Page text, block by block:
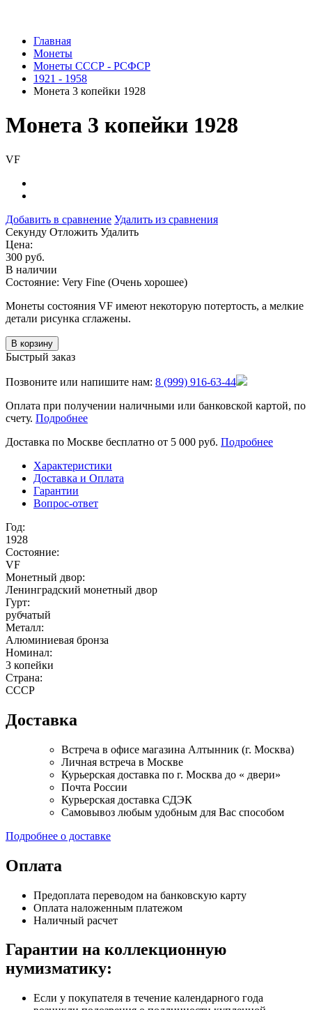
Главная
Монеты
Монеты СССР - РСФСР
1921 - 1958
Монета 3 копейки 1928
Монета 3 копейки 1928
VF
Добавить в сравнение Удалить из сравнения
Cекунду Отложить Удалить
Цена:
300 руб.
В наличии
Состояние: Very Fine (Очень хорошее)
Монеты состояния VF имеют некоторую потертость, а мелкие
детали рисунка сглажены.
В корзину
Быстрый заказ
Позвоните или напишите нам: 8 (999) 916-63-44
Оплата при получении наличными или банковской картой, по
счету. Подробнее
Доставка по Москве бесплатно от 5 000 руб. Подробнее
Характеристики
Доставка и Оплата
Гарантии
Вопрос-ответ
Год:
1928
Состояние:
VF
Монетный двор:
Ленинградский монетный двор
Гурт:
рубчатый
Металл:
Алюминиевая бронза
Номинал:
3 копейки
Страна:
СССР
Доставка
Встреча в офисе магазина Алтынник (г. Москва)
Личная встреча в Москве
Курьерская доставка по г. Москва до « двери»
Почта России
Курьерская доставка СДЭК
Самовывоз любым удобным для Вас способом
Подробнее о доставке
Оплата
Предоплата переводом на банковскую карту
Оплата наложенным платежом
Наличный расчет
Гарантии на коллекционную
нумизматику:
Если у покупателя в течение календарного года